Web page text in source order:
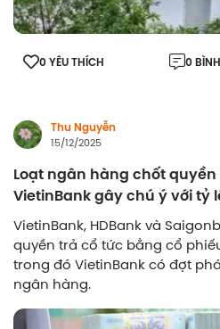
0 YÊU THÍCH 0
Thu Nguyễn
15/12/2025
Loạt ngân hàng chốt
VietinBank gây chú ý với tỷ
VietinBank, HDBank và
quyền trả cổ tức bằng cổ
trong đó VietinBank có đợt
ngân hàng.